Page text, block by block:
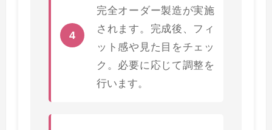
4
完全オーダー製造が実施
されます。完成後、フィ
ット感や見た目をチェッ
ク。必要に応じて調整を
行います。